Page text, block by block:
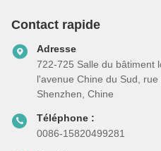
Contact rapide
Adresse
722-725 Salle du bâtiment
l'avenue Chine du Sud,
Shenzhen, Chine
Téléphone :
0086-15820499281